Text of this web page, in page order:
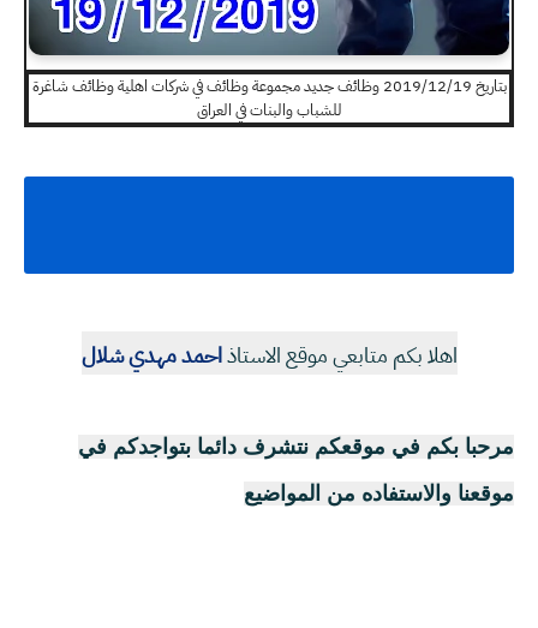
بتاريخ 2019/12/19 وظائف جديد مجموعة وظائف في شركات اهلية وظائف شاغرة
للشباب والبنات في العراق
اهلا بكم متابعي موقع الاستاذاحمد مهدي شلال
مرحبا بكم في موقعكم نتشرف دائما بتواجدكم في
موقعنا والاستفاده من المواضيع